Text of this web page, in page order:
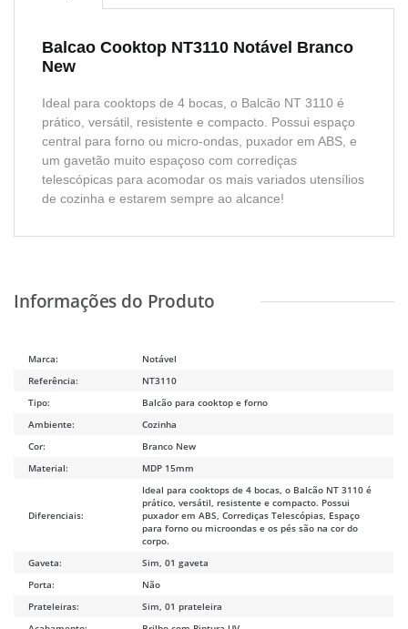
Balcao Cooktop NT3110 Notável Branco
New
Ideal para cooktops de 4 bocas, o Balcão NT 3110 é
prático, versátil, resistente e compacto. Possui espaço
central para forno ou micro-ondas, puxador em ABS, e
um gavetão muito espaçoso com corrediças
telescópicas para acomodar os mais variados utensílios
de cozinha e estarem sempre ao alcance!
Marca:
Notável
Referência:
NT3110
Tipo:
Balcão para cooktop e forno
Ambiente:
Cozinha
Cor:
Branco New
Material:
MDP 15mm
Diferenciais:
Ideal para cooktops de 4 bocas, o Balcão NT 3110 é
prático, versátil, resistente e compacto. Possui
puxador em ABS, Corrediças Telescópias, Espaço
para forno ou microondas e os pés são na cor do
corpo.
Gaveta:
Sim, 01 gaveta
Porta:
Não
Prateleiras:
Sim, 01 prateleira